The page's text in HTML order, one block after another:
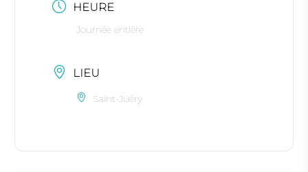
HEURE
Journée entière
LIEU
Saint-Juéry